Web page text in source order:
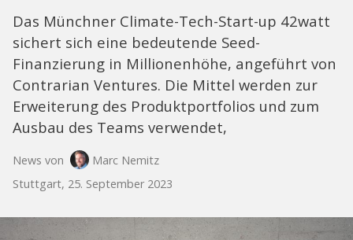
Das Münchner Climate-Tech-Start-up 42watt
sichert sich eine bedeutende Seed-
Finanzierung in Millionenhöhe, angeführt von
Contrarian Ventures. Die Mittel werden zur
Erweiterung des Produktportfolios und zum
Ausbau des Teams verwendet,
News von
Marc Nemitz
Stuttgart, 25. September 2023